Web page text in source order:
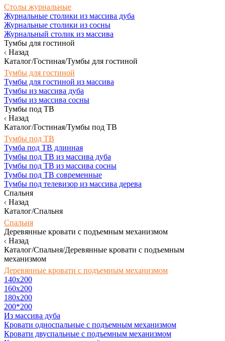
Столы журнальные
Журнальные столики из массива дуба
Журнальные столики из сосны
Журнальный столик из массива
Тумбы для гостиной
Назад
Каталог/Гостиная/Тумбы для гостиной
Тумбы для гостиной
Тумбы для гостиной из массива
Тумбы из массива дуба
Тумбы из массива сосны
Тумбы под ТВ
Назад
Каталог/Гостиная/Тумбы под ТВ
Тумбы под ТВ
Тумба под ТВ длинная
Тумбы под ТВ из массива дуба
Тумбы под ТВ из массива сосны
Тумбы под ТВ современные
Тумбы под телевизор из массива дерева
Спальня
Назад
Каталог/Спальня
Спальня
Деревянные кровати с подъемным механизмом
Назад
Каталог/Спальня/Деревянные кровати с подъемным
механизмом
Деревянные кровати с подъемным механизмом
140x200
160х200
180х200
200*200
Из массива дуба
Кровати односпальные с подъемным механизмом
Кровати двуспальные с подъемным механизмом